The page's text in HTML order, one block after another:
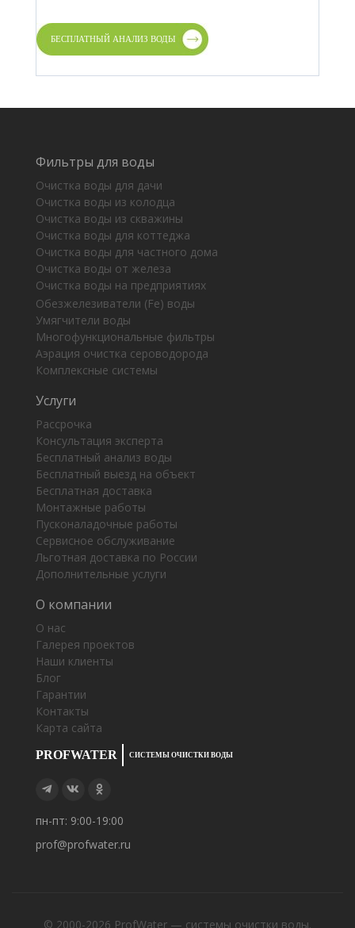
Фильтры для воды
Очистка воды для дачи
Очистка воды из колодца
Очистка воды из скважины
Очистка воды для коттеджа
Очистка воды для частного дома
Очистка воды от железа
Очистка воды на предприятиях
Обезжелезиватели (Fe) воды
Умягчители воды
Многофункциональные фильтры
Аэрация очистка сероводорода
Комплексные системы
Услуги
Рассрочка
Консультация эксперта
Бесплатный анализ воды
Бесплатный выезд на объект
Бесплатная доставка
Монтажные работы
Пусконаладочные работы
Сервисное обслуживание
Льготная доставка по России
Дополнительные услуги
О компании
О нас
Галерея проектов
Наши клиенты
Блог
Гарантии
Контакты
Карта сайта
PROFWATER СИСТЕМЫ ОЧИСТКИ ВОДЫ
пн-пт: 9:00-19:00
prof@profwater.ru
© 2000-2026 ProfWater — системы очистки воды.